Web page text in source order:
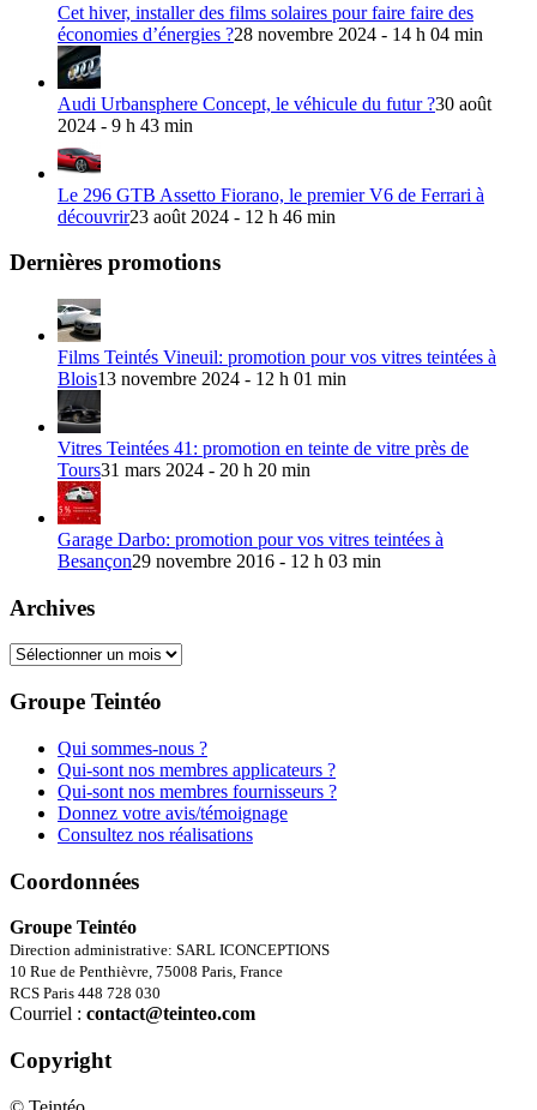
Cet hiver, installer des films solaires pour faire faire des
économies d’énergies ?28 novembre 2024 - 14 h 04 min
Audi Urbansphere Concept, le véhicule du futur ?30 août
2024 - 9 h 43 min
Le 296 GTB Assetto Fiorano, le premier V6 de Ferrari à
découvrir23 août 2024 - 12 h 46 min
Dernières promotions
Films Teintés Vineuil: promotion pour vos vitres teintées à
Blois13 novembre 2024 - 12 h 01 min
Vitres Teintées 41: promotion en teinte de vitre près de
Tours31 mars 2024 - 20 h 20 min
Garage Darbo: promotion pour vos vitres teintées à
Besançon29 novembre 2016 - 12 h 03 min
Archives
Archives
Groupe Teintéo
Qui sommes-nous ?
Qui-sont nos membres applicateurs ?
Qui-sont nos membres fournisseurs ?
Donnez votre avis/témoignage
Consultez nos réalisations
Coordonnées
Groupe Teintéo
Direction administrative: SARL ICONCEPTIONS
10 Rue de Penthièvre, 75008 Paris, France
RCS Paris 448 728 030
Courriel : contact@teinteo.com
Copyright